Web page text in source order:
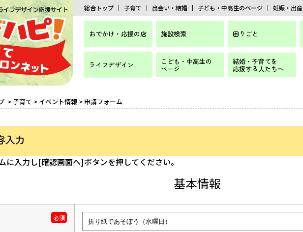
総合トップ 子育て 出会い・結婚 子ども・中高生のページ 妊娠・出産
おでかけ・応援の店 施設検索 困りごと
ライフデザイン こども・中高生の
ページ
結婚・子育てを
応援する人たちへ
>子育て > イベント情報 > 申請フォーム
入力
に入力し[確認画面へ]ボタンを押してください。
基本情報
必須